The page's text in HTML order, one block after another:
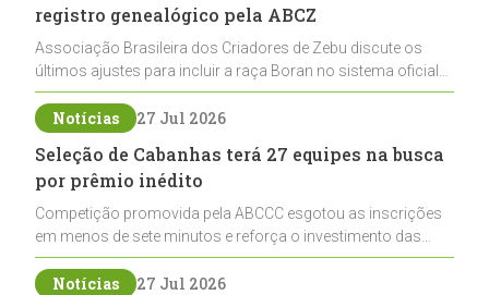
registro genealógico pela ABCZ
Associação Brasileira dos Criadores de Zebu discute os
últimos ajustes para incluir a raça Boran no sistema oficial
de registros, abrindo caminho para sua expansão na
pecuária nacional
Notícias 27 Jul 2026
Seleção de Cabanhas terá 27 equipes na busca
por prêmio inédito
Competição promovida pela ABCCC esgotou as inscrições
em menos de sete minutos e reforça o investimento das
cabanhas na seleção genética de Cavalos Crioulos voltados
ao laço
Notícias 27 Jul 2026